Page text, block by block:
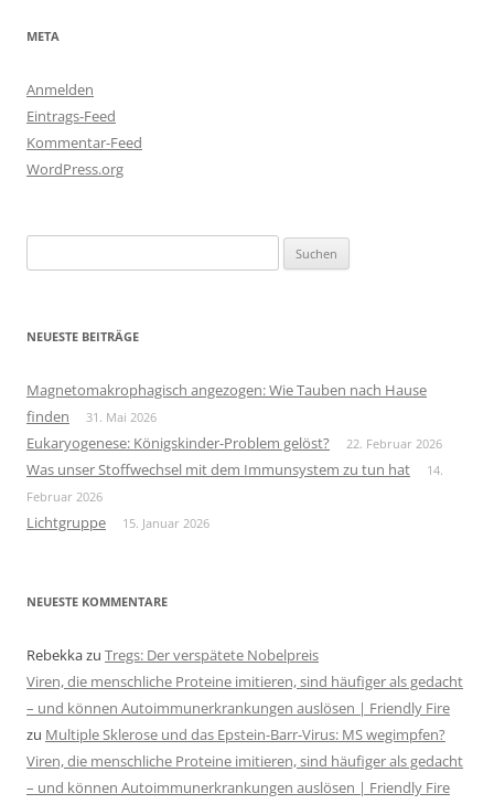
META
Anmelden
Eintrags-Feed
Kommentar-Feed
WordPress.org
nach:
NEUESTE BEITRÄGE
Magnetomakrophagisch angezogen: Wie Tauben nach Hause
finden
31. Mai 2026
Eukaryogenese: Königskinder-Problem gelöst? 22. Februar 2026
Was unser Stoffwechsel mit dem Immunsystem zu tun hat
14.
Februar 2026
Lichtgruppe 15. Januar 2026
NEUESTE KOMMENTARE
Rebekkazu Tregs: Der verspätete Nobelpreis
Viren, die menschliche Proteine imitieren, sind häufiger als gedacht
– und können Autoimmunerkrankungen auslösen | Friendly Fire
zu Multiple Sklerose und das Epstein-Barr-Virus: MS wegimpfen?
Viren, die menschliche Proteine imitieren, sind häufiger als gedacht
– und können Autoimmunerkrankungen auslösen | Friendly Fire